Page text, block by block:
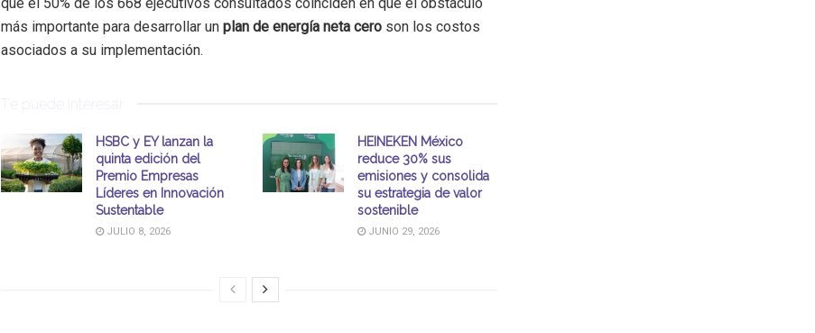
que el 50% de los 668 ejecutivos consultados coinciden en que el obstáculo
más importante para desarrollar un plan de energía neta cero son los costos
asociados a su implementación.
Te puede interesar
HSBC y EY lanzan la
quinta edición del
Premio Empresas
Líderes en Innovación
Sustentable
JULIO 8, 2026
HEINEKEN México
reduce 30% sus
emisiones y consolida
su estrategia de valor
sostenible
JUNIO 29, 2026